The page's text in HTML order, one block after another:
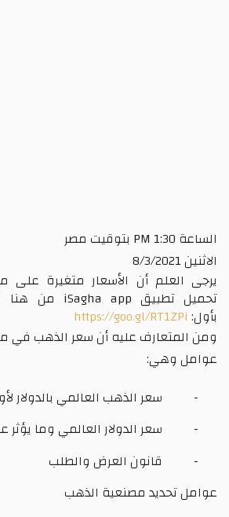
PMبتوقيت مصر
أن الأسعار متغيرة على مدار
iSagha appمن هنا لمعرفة
https://goo.gl/
عليه أن سعر الذهب في مصر يخضع
سعر الذهب العالمي بالدولار لأونصة الذهب
سعر الدولار العالمي وما يؤثر عليه من
قانون العرض والطلب
مصنعية الذهب